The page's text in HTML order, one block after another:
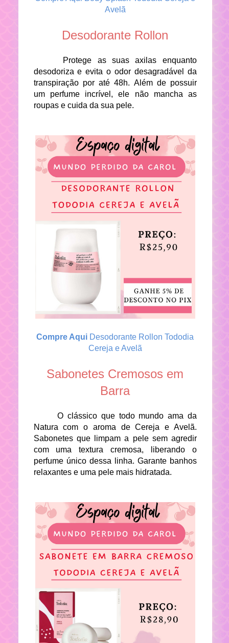
Avelã
Desodorante Rollon
Protege as suas axilas enquanto
desodoriza e evita o odor desagradável da
transpiração por até 48h. Além de possuir
um perfume incrível, ele não mancha as
roupas e cuida da sua pele.
Compre Aqui Desodorante Rollon Tododia
Cereja e Avelã
Sabonetes Cremosos em
Barra
O clássico que todo mundo ama da
Natura com o aroma de Cereja e Avelã.
Sabonetes que limpam a pele sem agredir
com uma textura cremosa, liberando o
perfume único dessa linha. Garante banhos
relaxantes e uma pele mais hidratada.